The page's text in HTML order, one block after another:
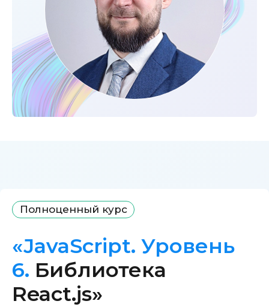
Полноценный курс
«JavaScript. Уровень
6. Библиотека
React.js»